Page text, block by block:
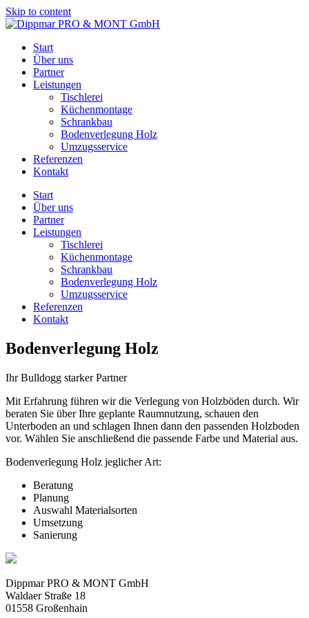
Skip to content
Start
Über uns
Partner
Leistungen
Tischlerei
Küchenmontage
Schrankbau
Bodenverlegung Holz
Umzugsservice
Referenzen
Kontakt
Start
Über uns
Partner
Leistungen
Tischlerei
Küchenmontage
Schrankbau
Bodenverlegung Holz
Umzugsservice
Referenzen
Kontakt
Bodenverlegung Holz
Ihr Bulldogg starker Partner
Mit Erfahrung führen wir die Verlegung von Holzböden durch. Wir
beraten Sie über Ihre geplante Raumnutzung, schauen den
Unterboden an und schlagen Ihnen dann den passenden Holzboden
vor. Wählen Sie anschließend die passende Farbe und Material aus.
Bodenverlegung Holz jeglicher Art:
Beratung
Planung
Auswahl Materialsorten
Umsetzung
Sanierung
Dippmar PRO & MONT GmbH
Waldaer Straße 18
01558 Großenhain